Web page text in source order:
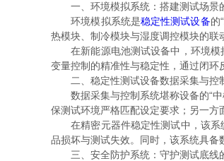
一、环境模拟系统：搭建测试场景
环境模拟系统是稳定性测试设备的
热模块、制冷模块与湿度调控模块的联
在新能源电池测试设备中，环境模
变量控制的精准性与稳定性，通过闭环
二、稳定性测试设备数据采集与控
数据采集与控制系统堪称设备的“中
保测试环境严格匹配设定要求；另一方
在精密元器件稳定性测试中，该系
品损坏与测试失效。同时，该系统具备
三、安全防护系统：守护测试底线